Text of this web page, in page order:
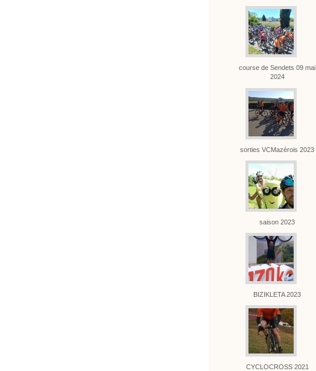
course de Sendets 09 mai
2024
sorties VCMazérois 2023
saison 2023
BIZIKLETA 2023
CYCLOCROSS 2021